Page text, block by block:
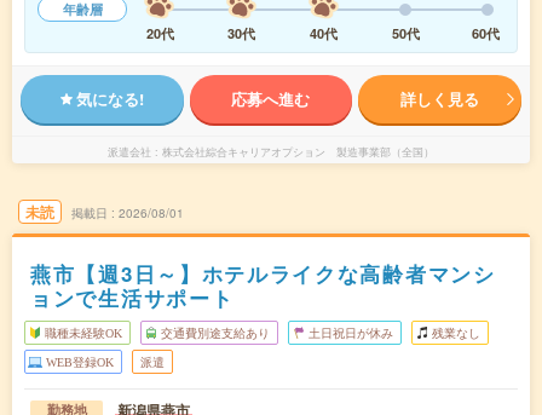
年齢層
20代
30代 40代 50代 60代
気になる! 応募へ進む 詳しく見る
派遣会社 株式会社綜合キャリアオプション 製造事業部（全国）
未読 掲載日 2026/08/01
燕市【週3日～】ホテルライクな高齢者マンシ
ョンで生活サポート
職種未経験OK 交通費別途支給あり 土日祝日が休み 残業なし
WEB登録OK 派遣
勤務地 新潟県燕市